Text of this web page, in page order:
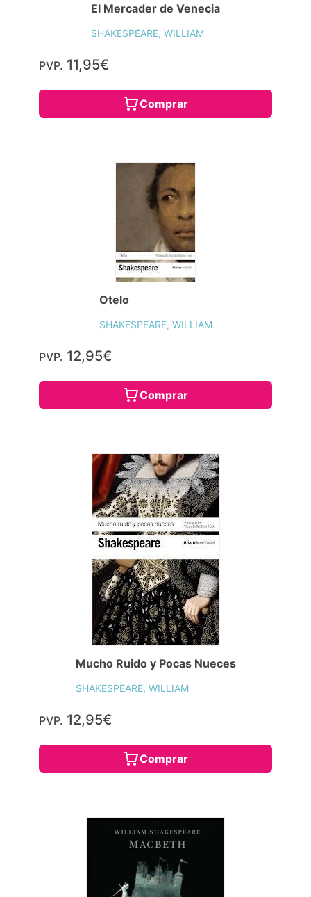
El Mercader de Venecia
SHAKESPEARE, WILLIAM
PVP. 11,95€
Comprar
Otelo
SHAKESPEARE, WILLIAM
PVP. 12,95€
Comprar
Mucho Ruido y Pocas Nueces
SHAKESPEARE, WILLIAM
PVP. 12,95€
Comprar